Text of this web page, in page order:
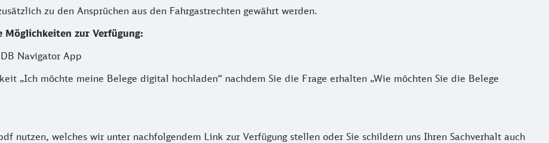
zu den Ansprüchen aus den Fahrgastrechten gewährt werden.
zur Verfügung:
Navigator App
„Ich möchte meine Belege digital hochladen“ nachdem Sie die Frage erhalten „Wie möchten Sie die Belege
nutzen, welches wir unter nachfolgendem Link zur Verfügung stellen oder Sie schildern uns Ihren Sachverhalt auch